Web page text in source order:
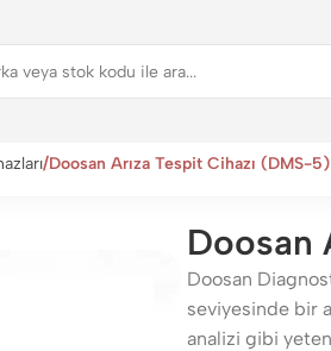
Doosan Arıza Tespit Cihazı (DMS-5)
Doosan
Doosan
seviyesinde bir
analizi gibi